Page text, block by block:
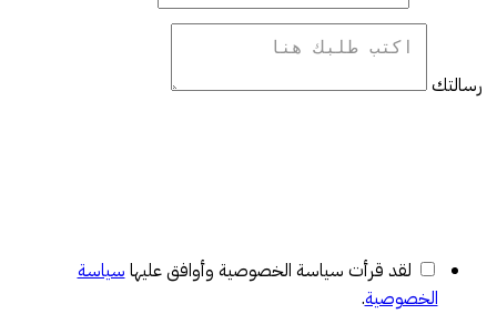
رسالتك
لقد قرأت سياسة الخصوصية وأوافق عليها سياسة
الخصوصية.